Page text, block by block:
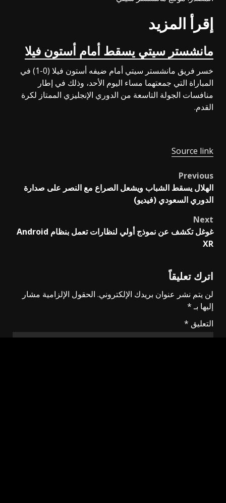
إقرأ المزيد
مانشستر سيتي يسقط أمام أستون فيلا
خسر فريق مانشستر سيتي أمام ضيفه أستون فيلا (0-1) في
المباراة التي جمعتهما مساء اليوم الأحد، وذلك في إطار
منافسات الجولة التاسعة من الدوري الإنجليزي الممتاز لكرة
القدم.
Source link
Post
navigation
Previous
الهلال يسقط الشباب ويشعل الصراع مع النصر على صدارة
الدوري السعودي (فيديو)
Next
غوغل تكشف عن نموذج أولي لنظارات تعمل بنظام Android
XR
اترك تعليقاً
لن يتم نشر عنوان بريدك الإلكتروني. الحقول الإلزامية مشار
إليها بـ*
التعليق *